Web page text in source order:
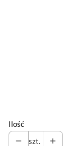
Ilość
szt.